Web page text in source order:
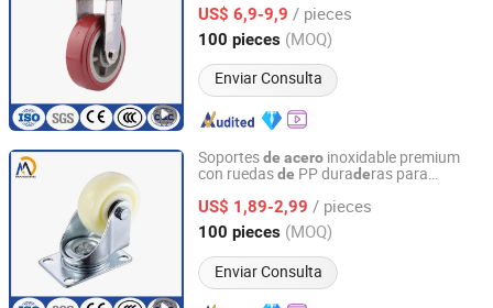
US$ 6,9-9,9 / pieces
100 pieces (MOQ)
Enviar Consulta
Hebei, China Desde 2025
Soportesde acero inoxidable premium
con ruedasde PP duraderas para
US$ 1,89-2,99 / pieces
100 pieces (MOQ)
Enviar Consulta
Medek (Hebei) Metal Products Co., Ltd.
Hebei, China Desde 2025